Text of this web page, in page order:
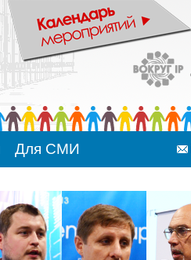
Для СМИ